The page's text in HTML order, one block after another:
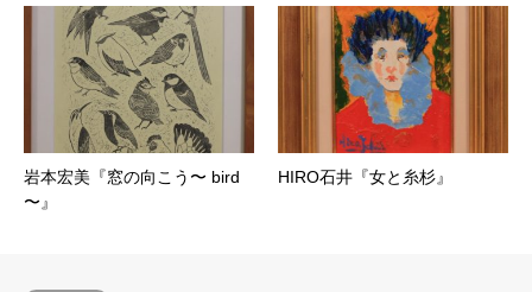
岩本宏美『窓の向こう〜 bird
〜』
HIRO石井『女と糸杉』